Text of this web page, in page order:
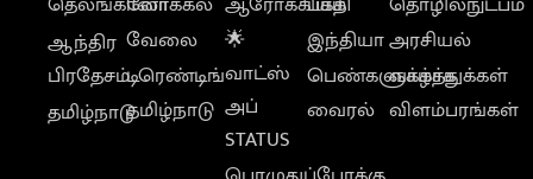
ஆந்திர
பிரதேசம்
தமிழ்நாடு
வேலை
டிரெண்டிங்
தமிழ்நாடு
🌟
வாட்ஸ்
அப்
STATUS
இந்தியா
பெண்களுக்காக
வைரல்
அரசியல்
வாழ்த்துக்கள்
விளம்பரங்கள்